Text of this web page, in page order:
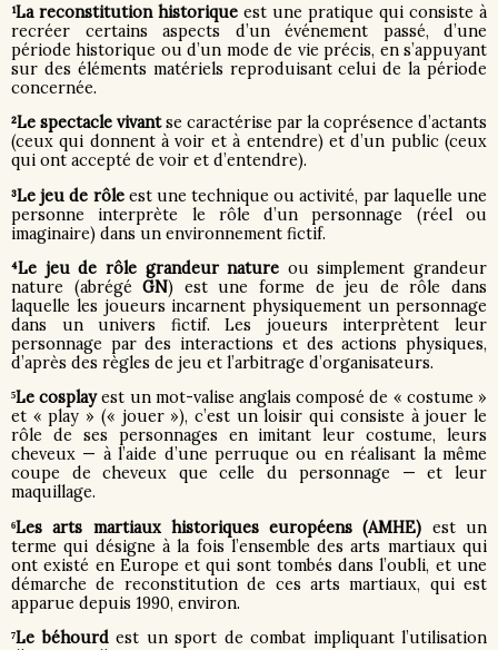
¹La reconstitution historique est une pratique qui consiste à
recréer certains aspects d’un événement passé, d’une
période historique ou d’un mode de vie précis, en s’appuyant
sur des éléments matériels reproduisant celui de la période
concernée.
²Le spectacle vivantse caractérise par la coprésence d’actants
(ceux qui donnent à voir et à entendre) et d’un public (ceux
qui ont accepté de voir et d’entendre).
³Le jeu de rôleest une technique ou activité, par laquelle une
personne interprète le rôle d’un personnage (réel ou
imaginaire) dans un environnement fictif.
⁴Le jeu de rôle grandeur nature ou simplement grandeur
nature (abrégéGN) est une forme de jeu de rôle dans
laquelle les joueurs incarnent physiquement un personnage
dans un univers fictif. Les joueurs interprètent leur
personnage par des interactions et des actions physiques,
d’après des règles de jeu et l’arbitrage d’organisateurs.
⁵Le cosplayest un mot-valise anglais composé de « costume »
et « play » (« jouer »), c’est un loisir qui consiste à jouer le
rôle de ses personnages en imitant leur costume, leurs
cheveux — à l’aide d’une perruque ou en réalisant la même
coupe de cheveux que celle du personnage — et leur
maquillage.
⁶Les arts martiaux historiques européens (AMHE) est un
terme qui désigne à la fois l’ensemble des arts martiaux qui
ont existé en Europe et qui sont tombés dans l’oubli, et une
démarche de reconstitution de ces arts martiaux, qui est
apparue depuis 1990, environ.
⁷Le béhourdest un sport de combat impliquant l’utilisation